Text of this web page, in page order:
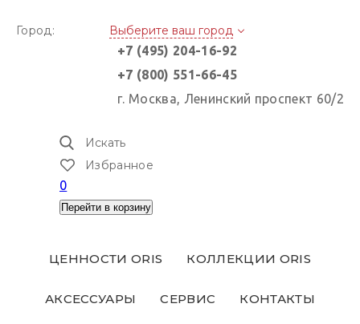
Город:
Выберите ваш город
+7 (495) 204-16-92
+7 (800) 551-66-45
г. Москва, Ленинский проспект 60/2
Искать
Избранное
0
Перейти в корзину
ЦЕННОСТИ ORIS КОЛЛЕКЦИИ ORIS
АКСЕССУАРЫ СЕРВИС КОНТАКТЫ